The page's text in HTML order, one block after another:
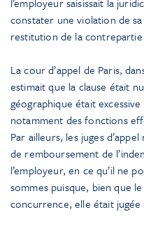
constater une violation de
restitution de la
La cour d’appel de Paris,
estimait que la clause était
géographique était
notamment des fonctions
Par ailleurs, les juges
de remboursement de
l’employeur, en ce qu’il ne
sommes puisque, bien que
concurrence, elle était jugée